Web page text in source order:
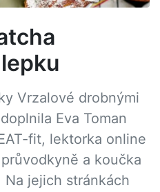
Vrzalové drobnými
Eva Toman
fit, lektorka online
a koučka
jejich stránkách